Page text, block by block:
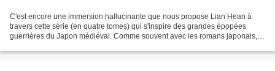
C'est encore une immersion hallucinante que nous propose Lian Hean à
travers cette série (en quatre tomes) qui s'inspire des grandes épopées
guerrières du Japon médiéval. Comme souvent avec les romans japonais,